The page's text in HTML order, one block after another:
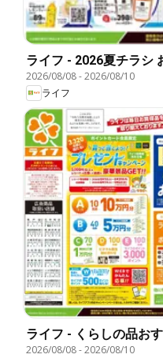
ライフ - 2026夏チラシ
2026/08/08-2026/08/10
ライフ
ライフ - くらしの品お
2026/08/08-2026/08/10